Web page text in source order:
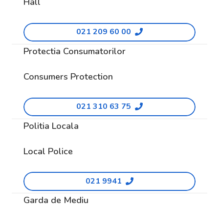
021 209 60 00
Protectia Consumatorilor
Consumers Protection
021 310 63 75
Politia Locala
Local Police
021 9941
Garda de Mediu